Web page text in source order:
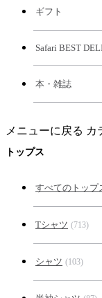
ギフト
Safari BEST
本・雑誌
メニューに戻る カ
トップス
すべてのトップ
Tシャツ (713)
シャツ (103)